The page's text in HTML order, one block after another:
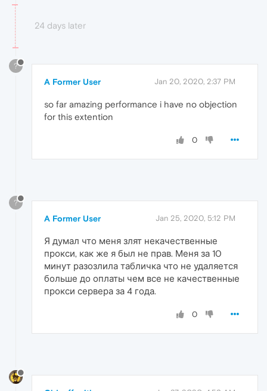
24 days later
?
A Former User Jan 20, 2020, 2:37 PM
so far amazing performance i have no objection
for this extention
0
?
A Former User Jan 25, 2020, 5:12 PM
Я думал что меня злят некачественные
прокси, как же я был не прав. Меня за 10
минут разозлила табличка что не удаляется
больше до оплаты чем все не качественные
прокси сервера за 4 года.
0